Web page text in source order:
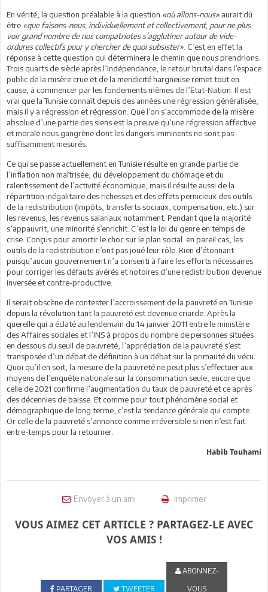
En vérité, la question préalable à la question «où allons-nous» aurait dû
être «que faisons-nous, individuellement et collectivement, pour ne plus
voir grand nombre de nos compatriotes s’agglutiner autour de vide-
ordures collectifs pour y chercher de quoi subsister» . C’est en effet la
réponse à cette question qui déterminera le chemin que nous prendrions.
Trois quarts de siècle après l’Indépendance, le retour brutal dans l’espace
public de la misère crue et de la mendicité hargneuse remet tout en
cause, à commencer par les fondements mêmes de l’Etat-Nation. Il est
vrai que la Tunisie connaît depuis des années une régression généralisée,
mais il y a régression et régression. Que l’on s’accommode de la misère
absolue d’une partie des siens est la preuve qu’une régression affective
et morale nous gangrène dont les dangers imminents ne sont pas
suffisamment mesurés.
Ce qui se passe actuellement en Tunisie résulte en grande partie de
l’inflation non maîtrisée, du développement du chômage et du
ralentissement de l’activité économique, mais il résulte aussi de la
répartition inégalitaire des richesses et des effets pernicieux des outils
de la redistribution (impôts, transferts sociaux, compensation, etc.) sur
les revenus, les revenus salariaux notamment. Pendant que la majorité
s’appauvrit, une minorité s’enrichit. C’est la loi du genre en temps de
crise. Conçus pour amortir le choc sur le plan social en pareil cas, les
outils de la redistribution n’ont pas joué leur rôle. Rien d’étonnant
puisqu’aucun gouvernement n’a consenti à faire les efforts nécessaires
pour corriger les défauts avérés et notoires d’une redistribution devenue
inversée et contre-productive.
Il serait obscène de contester l’accroissement de la pauvreté en Tunisie
depuis la révolution tant la pauvreté est devenue criarde. Après la
querelle qui a éclaté au lendemain du 14 janvier 2011 entre le ministère
des Affaires sociales et l’INS à propos du nombre de personnes situées
en dessous du seuil de pauvreté, l’appréciation de la pauvreté s’est
transposée d’un débat de définition à un débat sur la primauté du vécu.
Quoi qu’il en soit, la mesure de la pauvreté ne peut plus s’effectuer aux
moyens de l’enquête nationale sur la consommation seule, encore que
celle de 2021 confirme l’augmentation du taux de pauvreté et ce après
des décennies de baisse. Et comme pour tout phénomène social et
démographique de long terme, c’est la tendance générale qui compte.
Or celle de la pauvreté s’annonce comme irréversible si rien n’est fait
entre-temps pour la retourner.
Habib Touhami
Envoyer à un ami Imprimer
VOUS AIMEZ CET ARTICLE ? PARTAGEZ-LE AVEC
VOS AMIS !
PARTAGER TWEETER
ABONNEZ-
VOUS